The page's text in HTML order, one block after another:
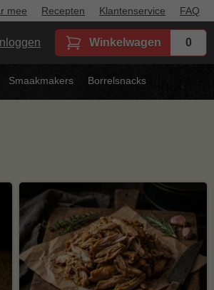
mee Recepten Klantenservice FAQ
Inloggen Winkelwagen 0
Smaakmakers Borrelsnacks